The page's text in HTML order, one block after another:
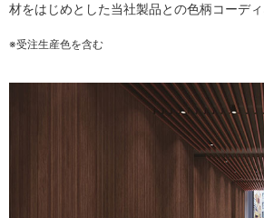
材をはじめとした当社製品との色柄コーディ
※受注生産色を含む